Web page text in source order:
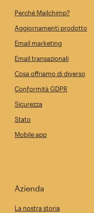
Perché Mailchimp?
Aggiornamenti prodotto
Email marketing
Email transazionali
Cosa offriamo di diverso
Conformità GDPR
Sicurezza
Stato
Mobile app
Azienda
La nostra storia